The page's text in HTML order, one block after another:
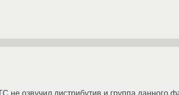
не озвучил дистрибутив и группа данного